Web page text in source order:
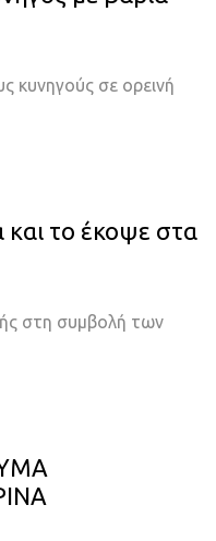
κυνηγούς σε ορεινή
το έκοψε στα
στη συμβολή των